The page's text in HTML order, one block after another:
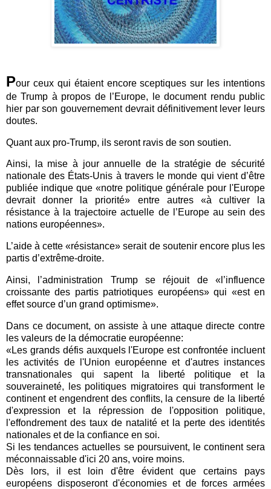
Pour ceux qui étaient encore sceptiques sur les intentions
de Trump à propos de l’Europe, le document rendu public
hier par son gouvernement devrait définitivement lever leurs
doutes.
Quant aux pro-Trump, ils seront ravis de son soutien.
Ainsi, la mise à jour annuelle de la stratégie de sécurité
nationale des États-Unis à travers le monde qui vient d’être
publiée indique que «notre politique générale pour l'Europe
devrait donner la priorité» entre autres «à cultiver la
résistance à la trajectoire actuelle de l’Europe au sein des
nations européennes».
L’aide à cette «résistance» serait de soutenir encore plus les
partis d’extrême-droite.
Ainsi, l’administration Trump se réjouit de «l’influence
croissante des partis patriotiques européens» qui «est en
effet source d’un grand optimisme».
Dans ce document, on assiste à une attaque directe contre
les valeurs de la démocratie européenne:
«Les grands défis auxquels l'Europe est confrontée incluent
les activités de l'Union européenne et d'autres instances
transnationales qui sapent la liberté politique et la
souveraineté, les politiques migratoires qui transforment le
continent et engendrent des conflits, la censure de la liberté
d'expression et la répression de l'opposition politique,
l'effondrement des taux de natalité et la perte des identités
nationales et de la confiance en soi.
Si les tendances actuelles se poursuivent, le continent sera
méconnaissable d'ici 20 ans, voire moins.
Dès lors, il est loin d'être évident que certains pays
européens disposeront d'économies et de forces armées